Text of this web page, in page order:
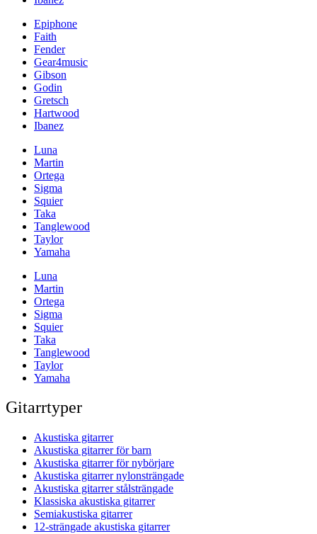
Epiphone
Faith
Fender
Gear4music
Gibson
Godin
Gretsch
Hartwood
Ibanez
Luna
Martin
Ortega
Sigma
Squier
Taka
Tanglewood
Taylor
Yamaha
Luna
Martin
Ortega
Sigma
Squier
Taka
Tanglewood
Taylor
Yamaha
Gitarrtyper
Akustiska gitarrer
Akustiska gitarrer för barn
Akustiska gitarrer för nybörjare
Akustiska gitarrer nylonsträngade
Akustiska gitarrer stålsträngade
Klassiska akustiska gitarrer
Semiakustiska gitarrer
12-strängade akustiska gitarrer